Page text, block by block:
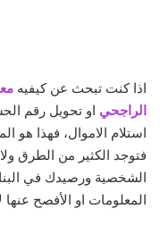
اذا كنت تبحث عن كيفيه
الراجحي او تحويل رقم
استلام الاموال، فهذا
فتوجد الكثير من الطرق
الشخصية ورصيدك في
المعلومات او الأفصح عنها